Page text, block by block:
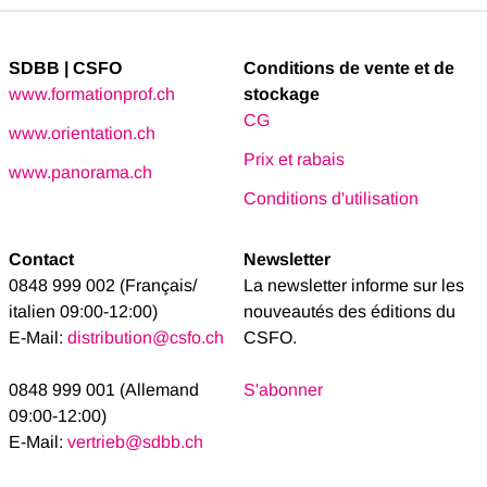
SDBB | CSFO
www.formationprof.ch
www.orientation.ch
www.panorama.ch
Conditions de vente et de
stockage
CG
Prix et rabais
Conditions d'utilisation
Contact
0848 999 002 (Français/
italien 09:00-12:00)
E-Mail: distribution@csfo.ch
0848 999 001 (Allemand
09:00-12:00)
E-Mail: vertrieb@sdbb.ch
Newsletter
La newsletter informe sur les
nouveautés des éditions du
CSFO.
S'abonner